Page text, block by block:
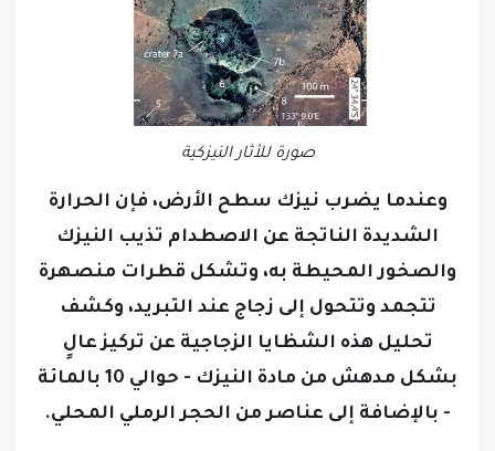
صورة للأثار النيزكية
وعندما يضرب نيزك سطح الأرض، فإن الحرارة
الشديدة الناتجة عن الاصطدام تذيب النيزك
والصخور المحيطة به، وتشكل قطرات منصهرة
تتجمد وتتحول إلى زجاج عند التبريد، وكشف
تحليل هذه الشظايا الزجاجية عن تركيز عالٍ
بشكل مدهش من مادة النيزك - حوالي 10 بالمائة
- بالإضافة إلى عناصر من الحجر الرملي المحلي.